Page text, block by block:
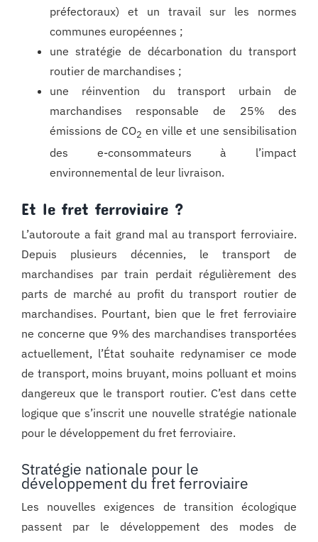
préfectoraux) et un travail sur les normes
communes européennes ;
une stratégie de décarbonation du transport
routier de marchandises ;
une réinvention du transport urbain de
marchandises responsable de 25% des
émissions de CO2 en ville et une sensibilisation
des e-consommateurs à l’impact
environnemental de leur livraison.
Et le fret ferroviaire ?
L’autoroute a fait grand mal au transport ferroviaire.
Depuis plusieurs décennies, le transport de
marchandises par train perdait régulièrement des
parts de marché au profit du transport routier de
marchandises. Pourtant, bien que le fret ferroviaire
ne concerne que 9% des marchandises transportées
actuellement, l’État souhaite redynamiser ce mode
de transport, moins bruyant, moins polluant et moins
dangereux que le transport routier. C’est dans cette
logique que s’inscrit une nouvelle stratégie nationale
pour le développement du fret ferroviaire.
Stratégie nationale pour le
développement du fret ferroviaire
Les nouvelles exigences de transition écologique
passent par le développement des modes de